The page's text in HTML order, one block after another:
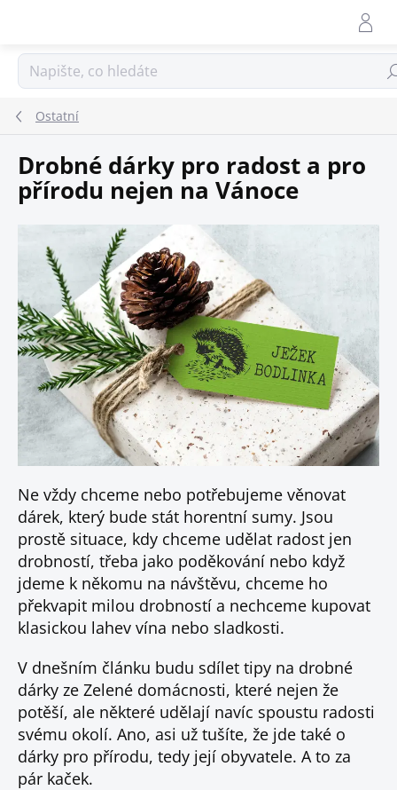
Ostatní
Drobné dárky pro radost a pro
přírodu nejen na Vánoce
Ne vždy chceme nebo potřebujeme věnovat
dárek, který bude stát horentní sumy. Jsou
prostě situace, kdy chceme udělat radost jen
drobností, třeba jako poděkování nebo když
jdeme k někomu na návštěvu, chceme ho
překvapit milou drobností a nechceme kupovat
klasickou lahev vína nebo sladkosti.
V dnešním článku budu sdílet tipy na drobné
dárky ze Zelené domácnosti, které nejen že
potěší, ale některé udělají navíc spoustu radosti
svému okolí. Ano, asi už tušíte, že jde také o
dárky pro přírodu, tedy její obyvatele. A to za
pár kaček.